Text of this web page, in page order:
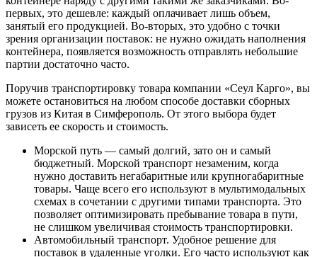
первых, это дешевле: каждый оплачивает лишь объем,
занятый его продукцией. Во-вторых, это удобно с точки
зрения организации поставок: не нужно ожидать наполнения
контейнера, появляется возможность отправлять небольшие
партии достаточно часто.
Поручив транспортировку товара компании «Сеул Карго», вы
можете остановиться на любом способе доставки сборных
грузов из Китая в Симферополь. От этого выбора будет
зависеть ее скорость и стоимость.
Морской путь — самый долгий, зато он и самый
бюджетный. Морской транспорт незаменим, когда
нужно доставить негабаритные или крупногабаритные
товары. Чаще всего его используют в мультимодальных
схемах в сочетании с другими типами транспорта. Это
позволяет оптимизировать пребывание товара в пути,
не слишком увеличивая стоимость транспортировки.
Автомобильный транспорт. Удобное решение для
поставок в удаленные уголки. Его часто используют как